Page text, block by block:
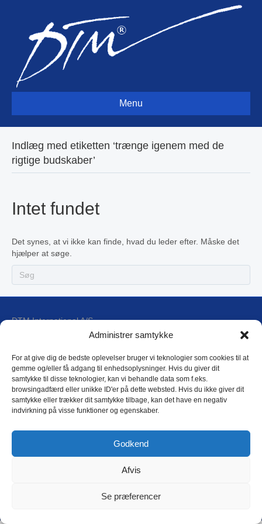
Administrer samtykke
For at give dig de bedste oplevelser bruger vi teknologier som cookies til at
gemme og/eller få adgang til enhedsoplysninger. Hvis du giver dit
samtykke til disse teknologier, kan vi behandle data som f.eks.
browsingadfærd eller unikke ID'er på dette websted. Hvis du ikke giver dit
samtykke eller trækker dit samtykke tilbage, kan det have en negativ
indvirkning på visse funktioner og egenskaber.
Godkend
Afvis
Se præferencer
Menu
Indlæg med etiketten ‘trænge igenem med de
rigtige budskaber’
Intet fundet
Det synes, at vi ikke kan finde, hvad du leder efter. Måske det
hjælper at søge.
DTM International A/S
E-mail: dtm@dtm.dk
Tlf.: (+45) 4593 4588
CVR: 17 79 31 44